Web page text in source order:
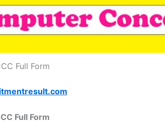
Full Form
Full Form